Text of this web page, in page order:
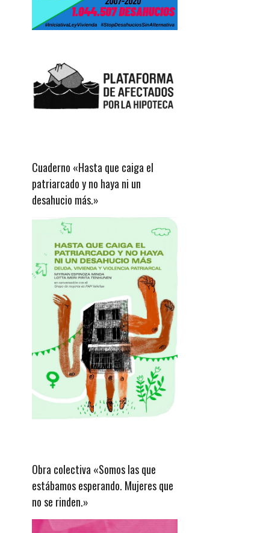
Cuaderno «Hasta que caiga el
patriarcado y no haya ni un
desahucio más.»
Obra colectiva «Somos las que
estábamos esperando. Mujeres que
no se rinden.»